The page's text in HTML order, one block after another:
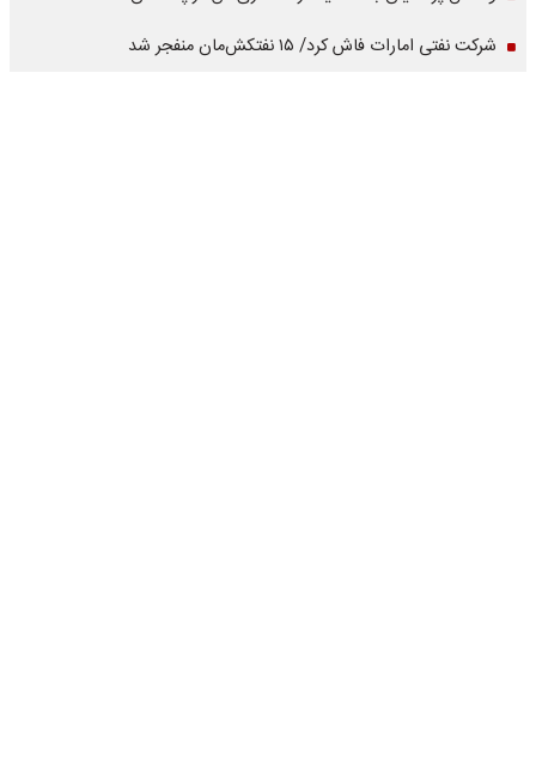
شرکت نفتی امارات فاش کرد/ ۱۵ نفتکش‌مان منفجر شد